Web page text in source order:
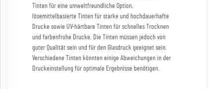
Tinten für eine umweltfreundliche Option,
lösemittelbasierte Tinten für starke und hochdauerhafte
Drucke sowie UV-härtbare Tinten für schnelles Trocknen
und farbenfrohe Drucke. Die Tinten müssen jedoch von
guter Qualität sein und für den Glasdruck geeignet sein.
Verschiedene Tinten könnten einige Abweichungen in der
Druckeinstellung für optimale Ergebnisse benötigen.